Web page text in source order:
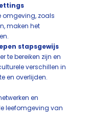
omgeving, zoals
maken het
stapsgewijs
te bereiken zijn en
verschillen in
en overlijden.
en
leefomgeving van